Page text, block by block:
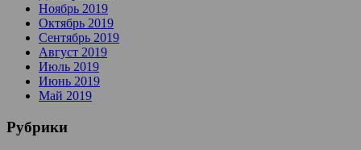
Ноябрь 2019
Октябрь 2019
Сентябрь 2019
Август 2019
Июль 2019
Июнь 2019
Май 2019
Рубрики